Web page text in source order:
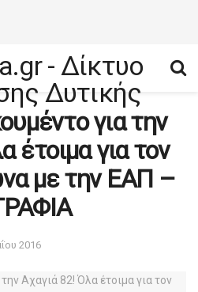
για την
έτοιμα για τον
με την ΕΑΠ –
2016